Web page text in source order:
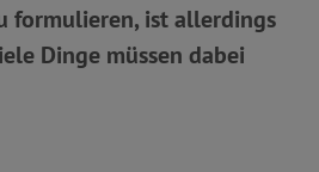
formulieren, ist allerdings
Dinge müssen dabei